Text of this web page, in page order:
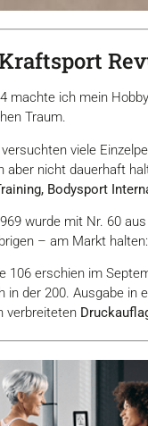
machte ich mein
Traum.
viele
aber nicht dauerhaft
Bodysport
wurde mit Nr. 60
– am Markt
106 erschien im
in der 200. Ausgabe in
verbreiteten